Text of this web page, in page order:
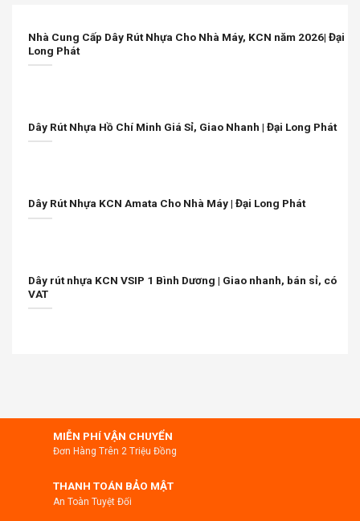
Nhà Cung Cấp Dây Rút Nhựa Cho Nhà Máy, KCN năm 2026| Đại
Long Phát
Dây Rút Nhựa Hồ Chí Minh Giá Sỉ, Giao Nhanh | Đại Long Phát
Dây Rút Nhựa KCN Amata Cho Nhà Máy | Đại Long Phát
Dây rút nhựa KCN VSIP 1 Bình Dương | Giao nhanh, bán sỉ, có
VAT
MIỄN PHÍ VẬN CHUYỂN
Đơn Hàng Trên 2 Triệu Đồng
THANH TOÁN BẢO MẬT
An Toàn Tuyệt Đối